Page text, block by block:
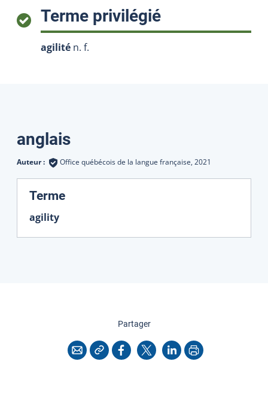
Terme privilégié:
agilité n. f.
Traductions
anglais
Auteur : Office québécois de la langue française, 2021
Terme:
agility
Partagercette page
CourrielCopier l'adresse
Facebook
X LinkedInImprimer